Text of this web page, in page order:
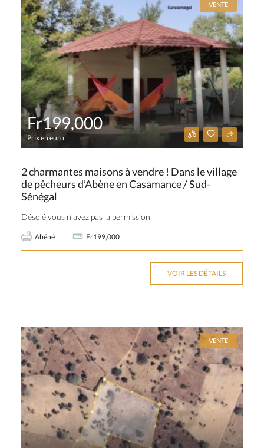
VENTE
Fr199,000
Prix en euro
2 charmantes maisons à vendre ! Dans le village
de pêcheurs d’Abène en Casamance / Sud-
Sénégal
Désolé vous n’avez pas la permission
Abéné Fr199,000
VOIR LES DÉTAILS
VENTE